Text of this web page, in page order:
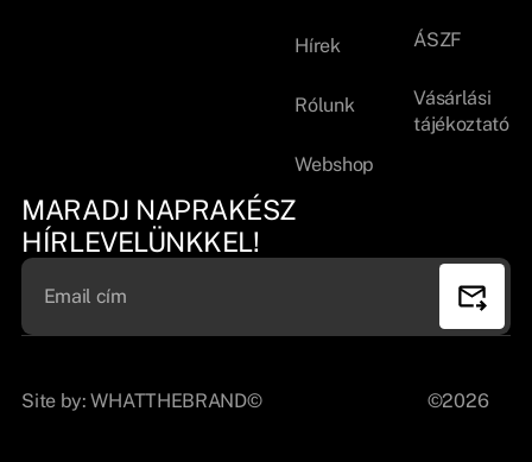
Hírek
Rólunk
Webshop
ÁSZF
Vásárlási
tájékoztató
MARADJ NAPRAKÉSZ
HÍRLEVELÜNKKEL!
Site by:WHATTHEBRAND© ©2026